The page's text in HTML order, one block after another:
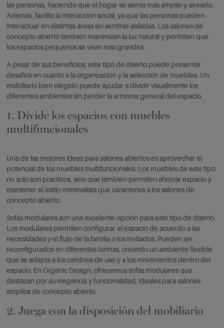
las personas, haciendo que el hogar se sienta más amplio y aireado.
Además, facilita la interacción social, ya que las personas pueden
interactuar en distintas áreas sin sentirse aisladas. Los salones de
concepto abierto también maximizan la luz natural y permiten que
los espacios pequeños se vean más grandes.
A pesar de sus beneficios, este tipo de diseño puede presentar
desafíos en cuanto a la organización y la selección de muebles. Un
mobiliario bien elegido puede ayudar a dividir visualmente los
diferentes ambientes sin perder la armonía general del espacio.
1. Divide los espacios con muebles
multifuncionales
Una de las mejores ideas para salones abiertos es aprovechar el
potencial de los muebles multifuncionales. Los muebles de este tipo
no solo son prácticos, sino que también permiten ahorrar espacio y
mantener el estilo minimalista que caracteriza a los salones de
concepto abierto.
Sofás modulares son una excelente opción para este tipo de diseño.
Los modulares permiten configurar el espacio de acuerdo a las
necesidades y el flujo de la familia o los invitados. Pueden ser
reconfigurados en diferentes formas, creando un ambiente flexible
que se adapta a los cambios de uso y a los movimientos dentro del
espacio. En Organic Design, ofrecemos sofás modulares que
destacan por su elegancia y funcionalidad, ideales para salones
amplios de concepto abierto.
2. Juega con la disposición del mobiliario